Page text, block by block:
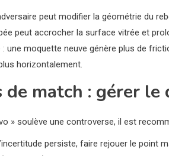
peut modifier la géométrie du
peut accrocher la surface vitrée et
une moquette neuve génère plus de
horizontalement.
de match : gérer le
» soulève une controverse, il est
persiste, faire rejouer le point